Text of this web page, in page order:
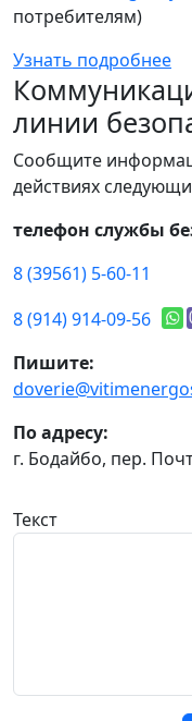
потребителям)
Узнать подробнее
линии
Сообщите
действиях
телефон службы
8 (39561) 5-60-11
8 (914) 914-09-56
Пишите:
По адресу:
г. Бодайбо, пер.
Текст